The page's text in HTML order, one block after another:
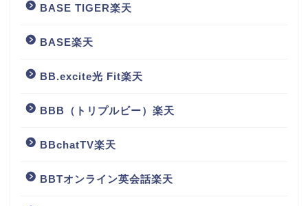
BASE TIGER楽天
BASE楽天
BB.excite光 Fit楽天
BBB（トリプルビー）楽天
BBchatTV楽天
BBTオンライン英会話楽天